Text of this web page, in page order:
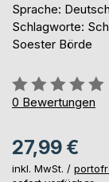
Sprache: Deutsch
Schlagworte:
Soester Börde
Bewertung::
0%
0 Bewertungen
27,99 €
inkl. MwSt. /